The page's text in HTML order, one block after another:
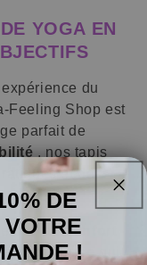
YOGA EN
du
Feeling Shop est
parfait de
, nos tapis
et de
ode auconfort
et moelleuse
DE
!